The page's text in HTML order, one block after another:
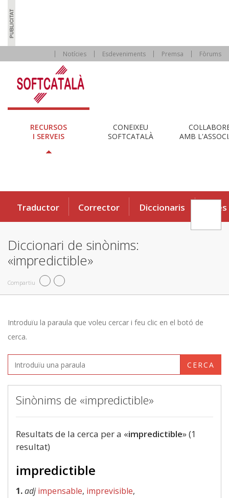
Notícies Esdeveniments Premsa Fòrums
RECURSOS
I SERVEIS
CONEIXEU
SOFTCATALÀ
AMB
Traductor Corrector Diccionaris Eines
Diccionari de sinònims:
«impredictible»
Compartiu
Introduïu la paraula que voleu cercar i feu clic en el botó de
cerca.
CERCA
Sinònims de «impredictible»
Resultats de la cerca per a «impredictible» (1
resultat)
impredictible
1.adj impensable, imprevisible,